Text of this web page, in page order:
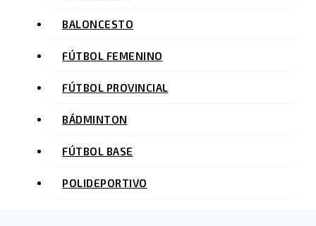
BALONCESTO
FÚTBOL FEMENINO
FÚTBOL PROVINCIAL
BÁDMINTON
FÚTBOL BASE
POLIDEPORTIVO